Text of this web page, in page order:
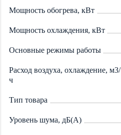
Мощность обогрева, кВт
Мощность охлаждения, кВт
Основные режимы работы
Расход воздуха, охлаждение, м3/
ч
Тип товара
Уровень шума, дБ(А)